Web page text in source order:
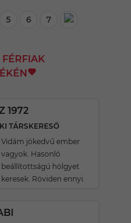
5 6 7
FÉRFIAK
1972
TÁRSKERESŐ
Vidám jókedvű ember
vagyok. Hasonló
beállítottságú hölgyet
keresek. Röviden ennyi.